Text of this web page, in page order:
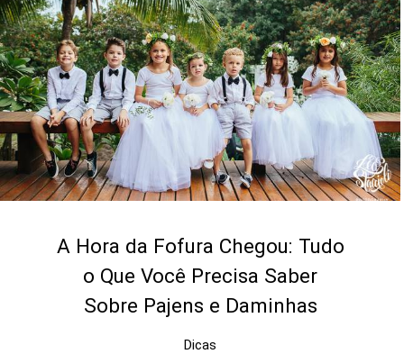
A Hora da Fofura Chegou: Tudo
o Que Você Precisa Saber
Sobre Pajens e Daminhas
Dicas